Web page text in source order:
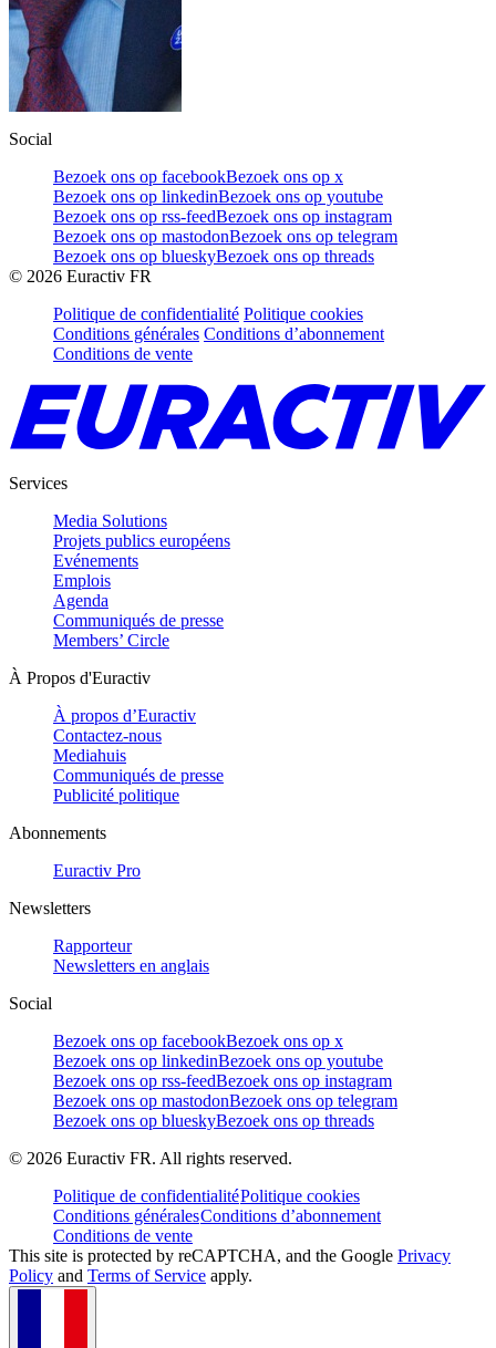
Social
Bezoek ons op facebookBezoek ons op x
Bezoek ons op linkedinBezoek ons op youtube
Bezoek ons op rss-feedBezoek ons op instagram
Bezoek ons op mastodonBezoek ons op telegram
Bezoek ons op blueskyBezoek ons op threads
© 2026 Euractiv FR
Politique de confidentialité Politique cookies
Conditions générales Conditions d’abonnement
Conditions de vente
Services
Media Solutions
Projets publics européens
Evénements
Emplois
Agenda
Communiqués de presse
Members’ Circle
À Propos d'Euractiv
À propos d’Euractiv
Contactez-nous
Mediahuis
Communiqués de presse
Publicité politique
Abonnements
Euractiv Pro
Newsletters
Rapporteur
Newsletters en anglais
Social
Bezoek ons op facebookBezoek ons op x
Bezoek ons op linkedinBezoek ons op youtube
Bezoek ons op rss-feedBezoek ons op instagram
Bezoek ons op mastodonBezoek ons op telegram
Bezoek ons op blueskyBezoek ons op threads
© 2026 Euractiv FR. All rights reserved.
Politique de confidentialitéPolitique cookies
Conditions généralesConditions d’abonnement
Conditions de vente
This site is protected by reCAPTCHA, and the Google Privacy
Policy and Terms of Service apply.